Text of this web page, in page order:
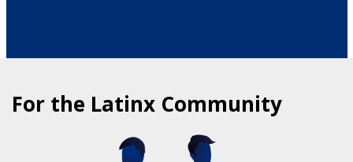
For the Latinx Community
COMMUNITY HEALTH PROGRAMS